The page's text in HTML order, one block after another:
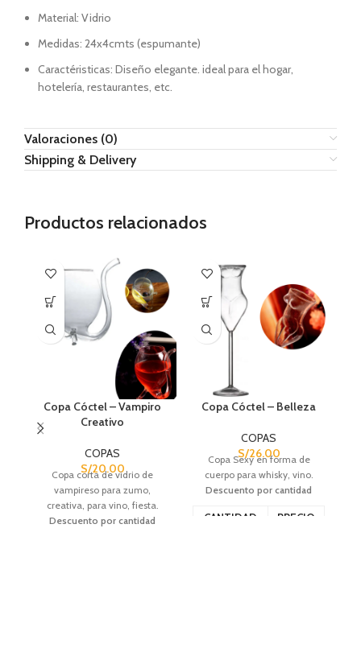
Material: Vidrio
Medidas: 24x4cmts (espumante)
Caractéristicas: Diseño elegante. ideal para el hogar,
hotelería, restaurantes, etc.
Valoraciones (0)
Shipping & Delivery
Productos relacionados
Copa Cóctel – Vampiro
Creativo
COPAS
S/20.00
Copa corta de vidrio de
vampireso para zumo,
creativa, para vino, fiesta.
Descuento por cantidad
Copa Cóctel – Belleza
COPAS
S/26.00
Copa Sexy en forma de
cuerpo para whisky, vino.
Descuento por cantidad
CANTIDAD PRECIO